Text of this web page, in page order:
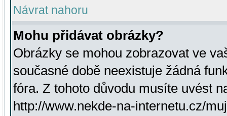
Návrat nahoru
Mohu přidávat obrázky?
Obrázky se mohou zobrazovat ve
současné době neexistuje žádná
fóra. Z tohoto důvodu musíte uvést
http://www.nekde-na-internetu.cz/